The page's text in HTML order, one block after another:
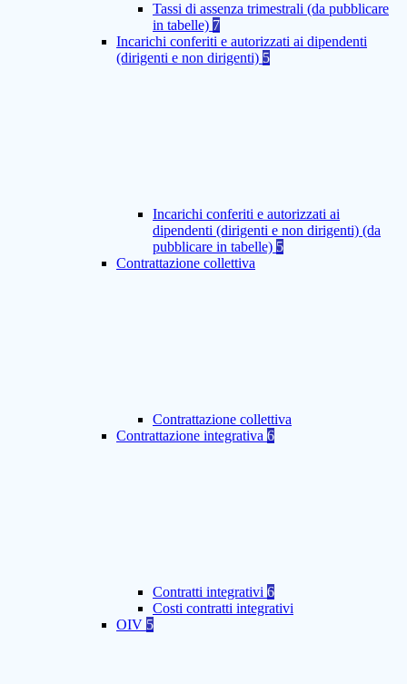
Tassi di assenza trimestrali (da pubblicare
in tabelle) 7
Incarichi conferiti e autorizzati ai dipendenti
(dirigenti e non dirigenti) 5
Incarichi conferiti e autorizzati ai
dipendenti (dirigenti e non dirigenti) (da
pubblicare in tabelle) 5
Contrattazione collettiva
Contrattazione collettiva
Contrattazione integrativa 6
Contratti integrativi 6
Costi contratti integrativi
OIV 5